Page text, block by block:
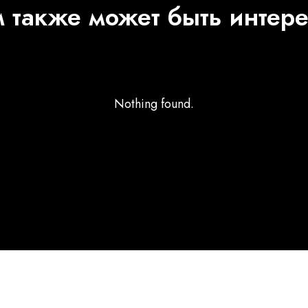
также может быть
Nothing found.